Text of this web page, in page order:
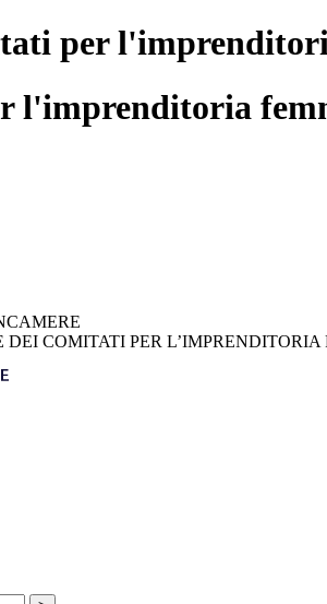
per
l'imprenditoria
DEI COMITATI PER